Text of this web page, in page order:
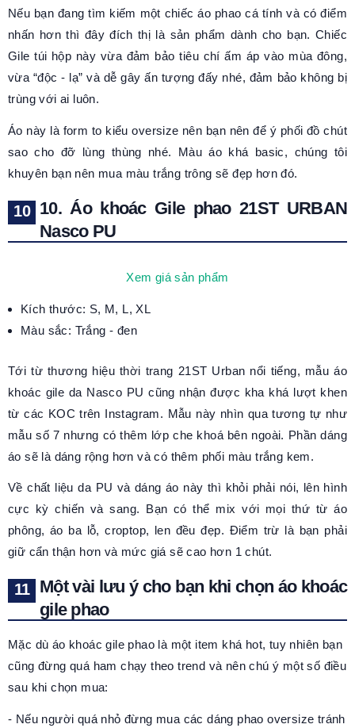
Nếu bạn đang tìm kiếm một chiếc áo phao cá tính và có điểm
nhấn hơn thì đây đích thị là sản phẩm dành cho bạn. Chiếc
Gile túi hộp này vừa đảm bảo tiêu chí ấm áp vào mùa đông,
vừa “độc - lạ” và dễ gây ấn tượng đấy nhé, đảm bảo không bị
trùng với ai luôn.
Áo này là form to kiểu oversize nên bạn nên để ý phối đồ chút
sao cho đỡ lùng thùng nhé. Màu áo khá basic, chúng tôi
khuyên bạn nên mua màu trắng trông sẽ đẹp hơn đó.
10. Áo khoác Gile phao 21ST URBAN
Nasco PU
Xem giá sản phẩm
Kích thước: S, M, L, XL
Màu sắc: Trắng - đen
Tới từ thương hiệu thời trang 21ST Urban nổi tiếng, mẫu áo
khoác gile da Nasco PU cũng nhận được kha khá lượt khen
từ các KOC trên Instagram. Mẫu này nhìn qua tương tự như
mẫu số 7 nhưng có thêm lớp che khoá bên ngoài. Phần dáng
áo sẽ là dáng rộng hơn và có thêm phối màu trắng kem.
Về chất liệu da PU và dáng áo này thì khỏi phải nói, lên hình
cực kỳ chiến và sang. Bạn có thể mix với mọi thứ từ áo
phông, áo ba lỗ, croptop, len đều đẹp. Điểm trừ là bạn phải
giữ cẩn thận hơn và mức giá sẽ cao hơn 1 chút.
Một vài lưu ý cho bạn khi chọn áo khoác
gile phao
Mặc dù áo khoác gile phao là một item khá hot, tuy nhiên bạn
cũng đừng quá ham chạy theo trend và nên chú ý một số điều
sau khi chọn mua:
- Nếu người quá nhỏ đừng mua các dáng phao oversize tránh